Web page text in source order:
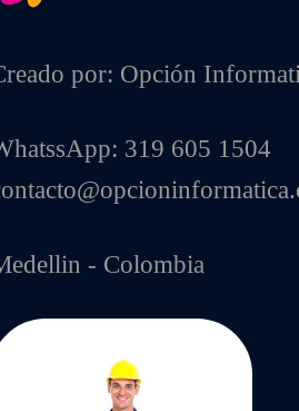
por: Opción
319 605 1504
- Colombia